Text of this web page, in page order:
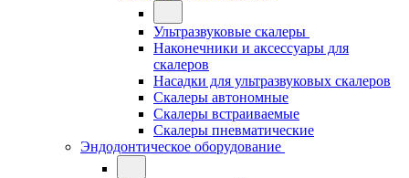
Ультразвуковые скалеры
Наконечники и аксессуары для
скалеров
Насадки для ультразвуковых скалеров
Скалеры автономные
Скалеры встраиваемые
Скалеры пневматические
Эндодонтическое оборудование